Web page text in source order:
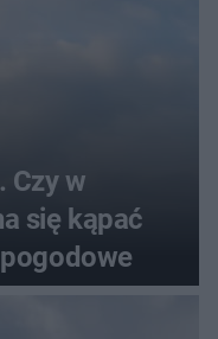
Czy w
się kąpać